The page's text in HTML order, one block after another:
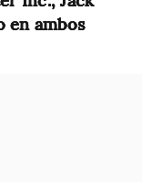
en ambos